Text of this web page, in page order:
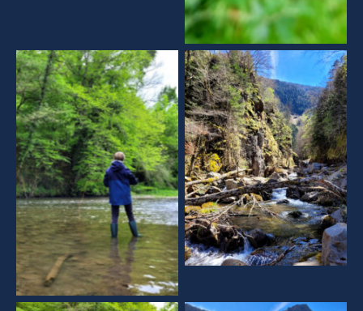
Aucune légende
Aucune légende